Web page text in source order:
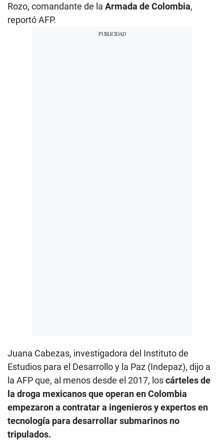
Rozo, comandante de la Armada de Colombia,
reportó AFP.
Juana Cabezas, investigadora del Instituto de
Estudios para el Desarrollo y la Paz (Indepaz), dijo a
la AFP que, al menos desde el 2017, loscárteles de
la droga mexicanos que operan en Colombia
empezaron a contratar a ingenieros y expertos en
tecnología para desarrollar submarinos no
tripulados.